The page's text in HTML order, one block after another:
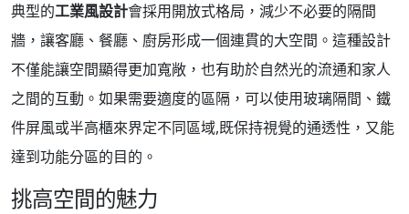
典型的工業風設計會採用開放式格局，減少不必要的隔間
牆，讓客廳、餐廳、廚房形成一個連貫的大空間。這種設計
不僅能讓空間顯得更加寬敞，也有助於自然光的流通和家人
之間的互動。如果需要適度的區隔，可以使用玻璃隔間、鐵
件屏風或半高櫃來界定不同區域,既保持視覺的通透性，又能
達到功能分區的目的。
挑高空間的魅力